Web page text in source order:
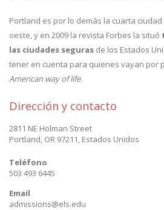
Portland es por lo demás la cuarta
oeste, y en 2009 la revista Forbes la situó
las ciudades seguras de los Estados
tener en cuenta para quienes vayan por
American way of life.
Dirección y contacto
2811 NE Holman Street
Portland, OR 97211, Estados Unidos
Teléfono
503 493 6445
Email
admissions@els.edu